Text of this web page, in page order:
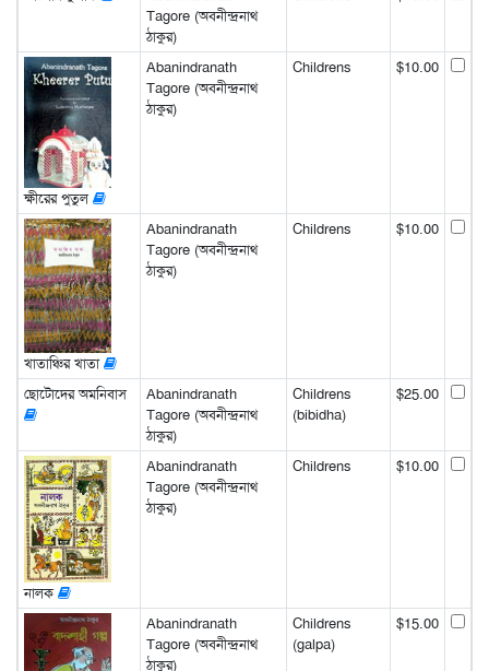
Tagore (অবনীন্দ্রনাথ
ঠাকুর)
ক্ষীরের পুতুল
Abanindranath
Tagore (অবনীন্দ্রনাথ
ঠাকুর)
Childrens $10.00
খাতাঞ্চির খাতা
Abanindranath
Tagore (অবনীন্দ্রনাথ
ঠাকুর)
Childrens $10.00
ছোটোদের অমনিবাস
Abanindranath
Tagore (অবনীন্দ্রনাথ
ঠাকুর)
Childrens
(bibidha)
$25.00
নালক
Abanindranath
Tagore (অবনীন্দ্রনাথ
ঠাকুর)
Childrens $10.00
Abanindranath
Tagore (অবনীন্দ্রনাথ
ঠাকুর)
Childrens
(galpa)
$15.00